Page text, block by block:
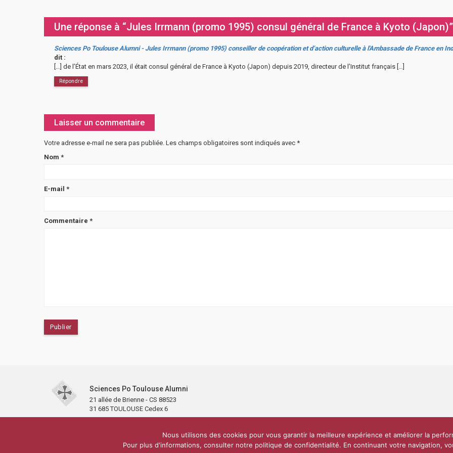
Une réponse à “Jules Irrmann (promo 1995) consul général de France à Kyoto (Japon)”
Sciences Po Toulouse Alumni - Jules Irrmann (promo 1995) conseiller de coopération et d’action culturelle à l'Ambassade de France en
dit :
[…] de l’État en mars 2023, il était consul général de France à Kyoto (Japon) depuis 2019, directeur de l’Institut français […]
Répondre
Laisser un commentaire
Votre adresse e-mail ne sera pas publiée. Les champs obligatoires sont indiqués avec *
Nom *
E-mail *
Commentaire *
Sciences Po Toulouse Alumni
21 allée de Brienne - CS 88523
31 685 TOULOUSE Cedex 6
Carré Alumni de la bibliothèque de Sciences Po Toulouse
10 000 diplômés Réseau ScPo Mentions légales Politique de
Nous utilisons des cookies pour vous garantir la meilleure expérience et améliorer la
Pour plus d'informations, consulter notre politique de confidentialité. En continuant votre navigation,